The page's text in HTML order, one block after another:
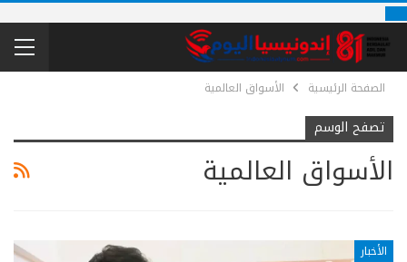
الصفحة الرئيسية الأسواق العالمية
تصفح الوسم
الأسواق العالمية
الأخبار